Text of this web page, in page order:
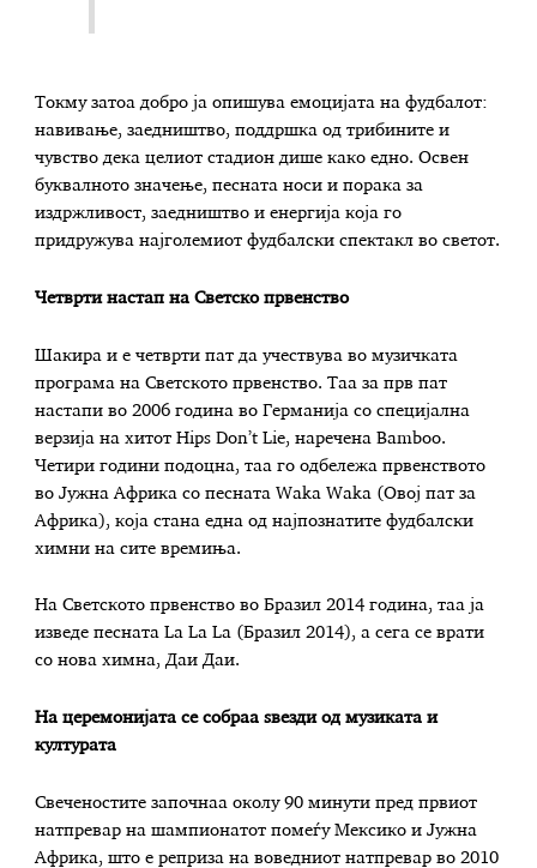
Токму затоа добро ја опишува емоцијата на фудбалот:
навивање, заедништво, поддршка од трибините и
чувство дека целиот стадион дише како едно. Освен
буквалното значење, песната носи и порака за
издржливост, заедништво и енергија која го
придружува најголемиот фудбалски спектакл во светот.
Четврти настап на Светско првенство
Шакира и е четврти пат да учествува во музичката
програма на Светското првенство. Таа за прв пат
настапи во 2006 година во Германија со специјална
верзија на хитот Hips Don’t Lie, наречена Bamboo.
Четири години подоцна, таа го одбележа првенството
во Јужна Африка со песната Waka Waka (Овој пат за
Африка), која стана една од најпознатите фудбалски
химни на сите времиња.
На Светското првенство во Бразил 2014 година, таа ја
изведе песната La La La (Бразил 2014), а сега се врати
со нова химна, Даи Даи.
На церемонијата се собраа ѕвезди од музиката и
културата
Свеченостите започнаа околу 90 минути пред првиот
натпревар на шампионатот помеѓу Мексико и Јужна
Африка, што е реприза на воведниот натпревар во 2010